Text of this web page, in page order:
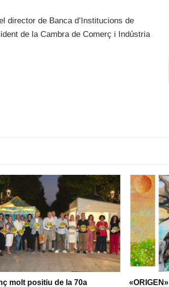
director de Banca d’Institucions de
de la Cambra de Comerç i Indústria
molt positiu de la 70a